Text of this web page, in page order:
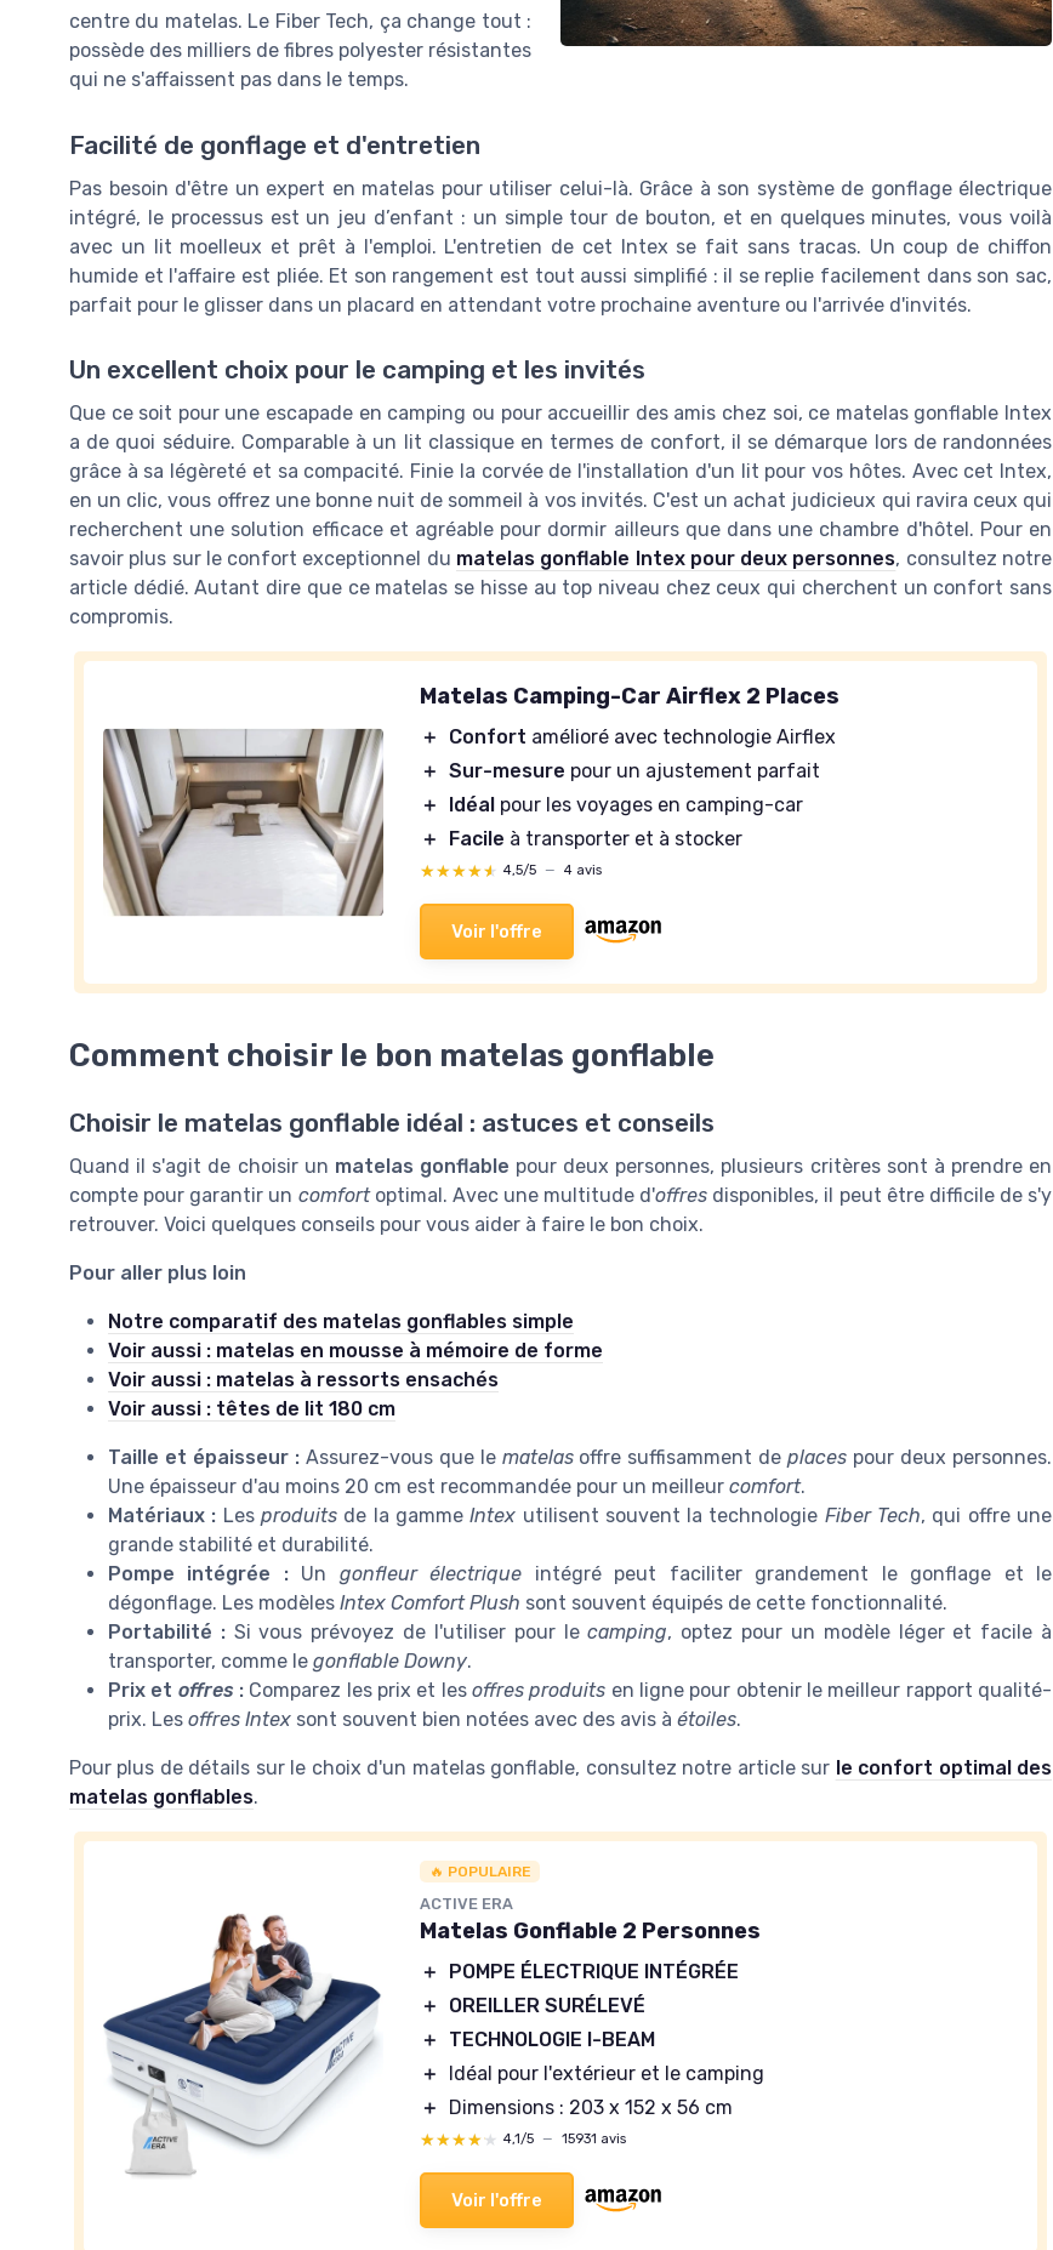
centre du matelas. Le Fiber Tech, ça change tout :
possède des milliers de fibres polyester résistantes
qui ne s'affaissent pas dans le temps.
Facilité de gonflage et d'entretien
Pas besoin d'être un expert en matelas pour utiliser celui-là. Grâce à son système de gonflage électrique
intégré, le processus est un jeu d’enfant : un simple tour de bouton, et en quelques minutes, vous voilà
avec un lit moelleux et prêt à l'emploi. L'entretien de cet Intex se fait sans tracas. Un coup de chiffon
humide et l'affaire est pliée. Et son rangement est tout aussi simplifié : il se replie facilement dans son sac,
parfait pour le glisser dans un placard en attendant votre prochaine aventure ou l'arrivée d'invités.
Un excellent choix pour le camping et les invités
Que ce soit pour une escapade en camping ou pour accueillir des amis chez soi, ce matelas gonflable Intex
a de quoi séduire. Comparable à un lit classique en termes de confort, il se démarque lors de randonnées
grâce à sa légèreté et sa compacité. Finie la corvée de l'installation d'un lit pour vos hôtes. Avec cet Intex,
en un clic, vous offrez une bonne nuit de sommeil à vos invités. C'est un achat judicieux qui ravira ceux qui
recherchent une solution efficace et agréable pour dormir ailleurs que dans une chambre d'hôtel. Pour en
savoir plus sur le confort exceptionnel du matelas gonflable Intex pour deux personnes, consultez notre
article dédié. Autant dire que ce matelas se hisse au top niveau chez ceux qui cherchent un confort sans
compromis.
Matelas Camping-Car Airflex 2 Places
＋ Confort amélioré avec technologie Airflex
＋ Sur-mesure pour un ajustement parfait
＋
Idéal pour les voyages en camping-car
＋
Facile à transporter et à stocker
★★★★★
★★★★★ 4,5/5 — 4 avis
Voir l'offre
Comment choisir le bon matelas gonflable
Choisir le matelas gonflable idéal : astuces et conseils
Quand il s'agit de choisir un matelas gonflable pour deux personnes, plusieurs critères sont à prendre en
compte pour garantir un comfortoptimal. Avec une multitude d'offres disponibles, il peut être difficile de s'y
retrouver. Voici quelques conseils pour vous aider à faire le bon choix.
Pour aller plus loin
Notre comparatif des matelas gonflables simple
Voir aussi : matelas en mousse à mémoire de forme
Voir aussi : matelas à ressorts ensachés
Voir aussi : têtes de lit 180 cm
Taille et épaisseur :Assurez-vous que le matelasoffre suffisamment deplaces pour deux personnes.
Une épaisseur d'au moins 20 cm est recommandée pour un meilleur comfort.
Matériaux : Les produitsde la gammeIntex utilisent souvent la technologie Fiber Tech, qui offre une
grande stabilité et durabilité.
Pompe intégrée :Un gonfleur électrique intégré peut faciliter grandement le gonflage et le
dégonflage. Les modèles Intex Comfort Plush sont souvent équipés de cette fonctionnalité.
Portabilité :Si vous prévoyez de l'utiliser pour lecamping, optez pour un modèle léger et facile à
transporter, comme le gonflable Downy.
Prix et offres : Comparez les prix et lesoffres produits en ligne pour obtenir le meilleur rapport qualité-
prix. Les offres Intex sont souvent bien notées avec des avis à étoiles.
Pour plus de détails sur le choix d'un matelas gonflable, consultez notre article sur le confort optimal des
matelas gonflables.
🔥 POPULAIRE
ACTIVE ERA
Matelas Gonflable 2 Personnes
＋
POMPE ÉLECTRIQUE INTÉGRÉE
＋
OREILLER SURÉLEVÉ
＋
TECHNOLOGIE I-BEAM
＋
Idéal pour l'extérieur et le camping
＋
Dimensions : 203 x 152 x 56 cm
★★★★★
★★★★★ 4,1/5 — 15931 avis
Voir l'offre